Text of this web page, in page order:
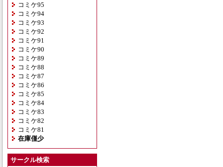
コミケ95
コミケ94
コミケ93
コミケ92
コミケ91
コミケ90
コミケ89
コミケ88
コミケ87
コミケ86
コミケ85
コミケ84
コミケ83
コミケ82
コミケ81
在庫僅少
サークル検索